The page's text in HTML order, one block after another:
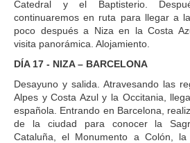
Catedral y el Baptisterio.
continuaremos en ruta para llegar a
poco después a Niza en la Costa
visita panorámica. Alojamiento.
DÍA 17 - NIZA – BARCELONA
Desayuno y salida. Atravesando las
Alpes y Costa Azul y la Occitania,
española. Entrando en Barcelona,
de la ciudad para conocer la
Cataluña, el Monumento a Colón,